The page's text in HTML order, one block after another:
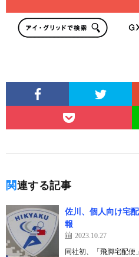
関連する記事
佐川、個人向け宅
報
2023.10.27
同社初、「飛脚宅配便